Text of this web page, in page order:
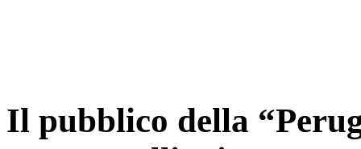
Il pubblico della